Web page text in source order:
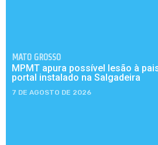
MATO GROSSO
MPMT apura possível lesão à
portal instalado na Salgadeira
7 DE AGOSTO DE 2026